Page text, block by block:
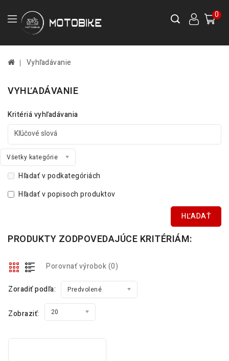
0
Vyhľadávanie
VYHĽADÁVANIE
Kritériá vyhľadávania
Všetky kategórie
Hľadať v podkategóriách
Hľadať v popisoch produktov
PRODUKTY ZODPOVEDAJÚCE KRITÉRIÁM:
Porovnať výrobok (0)
Zoradiť podľa: Predvolené
Zobraziť: 20